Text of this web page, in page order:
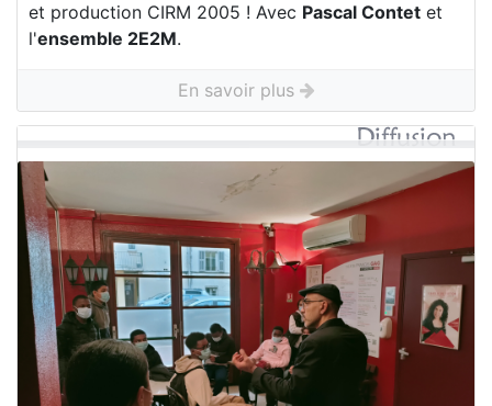
et production CIRM 2005 ! Avec Pascal Contet et
l'ensemble 2E2M.
En savoir plus